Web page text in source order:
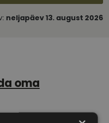
neljapäev 13. august 2026
oma